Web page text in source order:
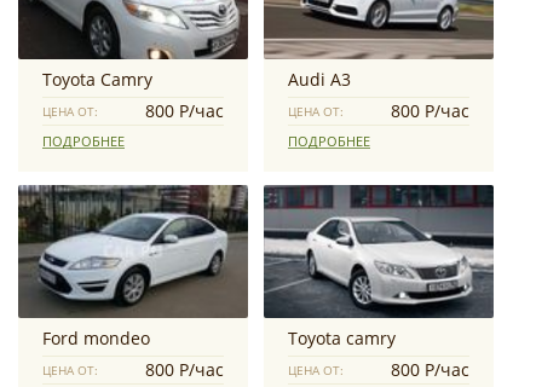
Toyota Camry
ЦЕНА ОТ: 800 Р/час
ПОДРОБНЕЕ
Audi A3
ЦЕНА ОТ: 800 Р/час
ПОДРОБНЕЕ
Ford mondeo
ЦЕНА ОТ: 800 Р/час
Toyota camry
ЦЕНА ОТ: 800 Р/час